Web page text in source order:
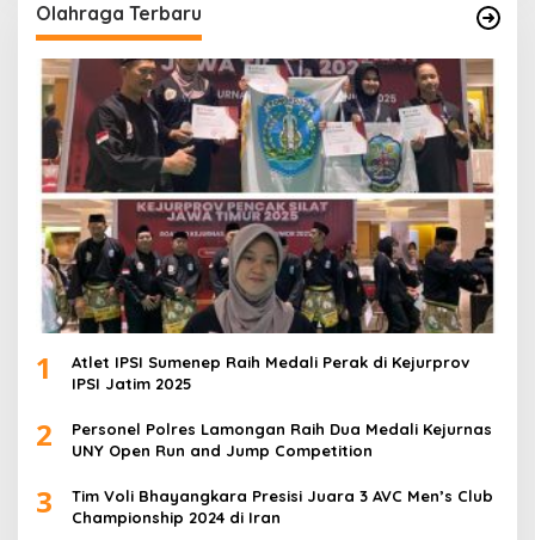
Olahraga Terbaru
1
Atlet IPSI Sumenep Raih Medali Perak di Kejurprov
IPSI Jatim 2025
2
Personel Polres Lamongan Raih Dua Medali Kejurnas
UNY Open Run and Jump Competition
3
Tim Voli Bhayangkara Presisi Juara 3 AVC Men’s Club
Championship 2024 di Iran